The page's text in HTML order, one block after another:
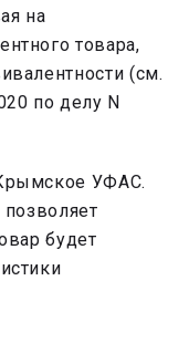
на
товара,
(см.
по делу N
УФАС.
позволяет
будет